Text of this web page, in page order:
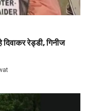
रेड्डी, गिनीज